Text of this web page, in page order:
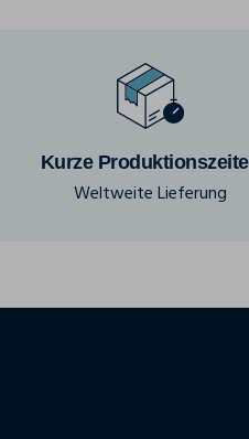
Kurze
Weltweite Lieferung